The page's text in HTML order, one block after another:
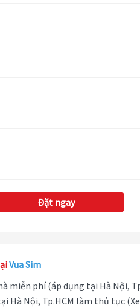
Đặt ngay
Vua Sim
miễn phí (áp dụng tại Hà Nội,
Hà Nội, Tp.HCM làm thủ tục